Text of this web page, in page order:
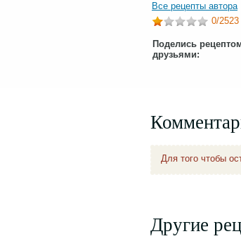
Все рецепты автора
0/2523
Поделись
друзьями:
Для того чтобы
Другие